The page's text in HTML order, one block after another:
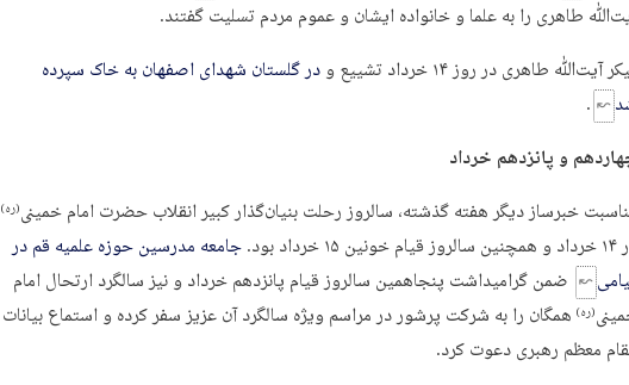
طاهری را به علما و خانواده ایشان و عموم مردم تسلیت گفتند.
آیت‌ﷲ طاهری در روز ۱۴ خرداد تشییع و
در گلستان شهدای اصفهان به خاک سپرده
.
و پانزدهم خرداد
خبرساز دیگر هفته گذشته، سالروز رحلت بنیان‌گذار کبیر انقلاب حضرت امام خمینی(ره)
۱۵ خرداد بود.
جامعه مدرسین حوزه علمیه قم در
ضمن گرامیداشت پنجاهمین سالروز قیام پانزدهم خرداد و نیز سالگرد ارتحال امام
(ره)همگان را به شرکت پرشور در مراسم ویژه سالگرد آن عزیز سفر کرده و استماع بیانات
معظم رهبری دعوت کرد.